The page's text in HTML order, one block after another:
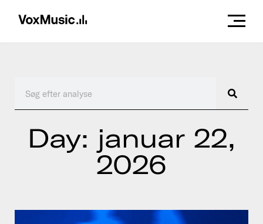
Day: januar 22,
2026